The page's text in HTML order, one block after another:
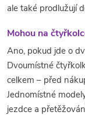
ale také prodlužují
Mohou na
Ano, pokud jde o
Dvoumístné
celkem – před
Jednomístné
jezdce a